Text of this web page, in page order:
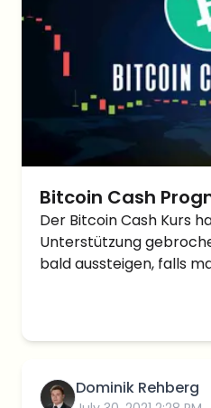
Bitcoin Cash
wichtige
Aussteigen?
Der Bitcoin Cash Kurs
Unterstützung
bald aussteigen, falls
Dominik Rehberg